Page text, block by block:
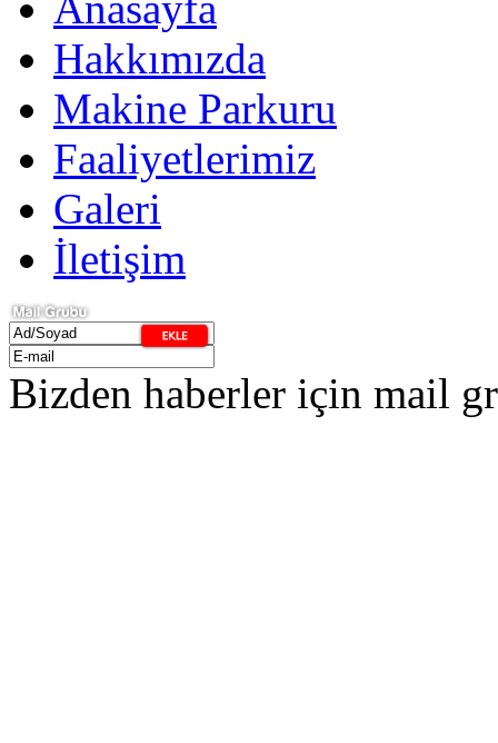
Hakkımızda
Makine Parkuru
Faaliyetlerimiz
Galeri
İletişim
Bizden haberler için mail